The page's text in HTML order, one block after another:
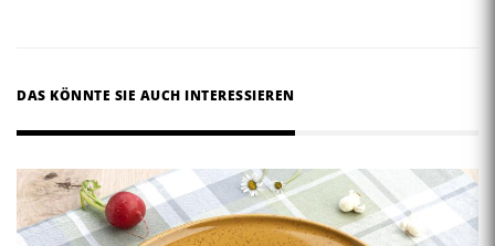
DAS KÖNNTE SIE AUCH INTERESSIEREN